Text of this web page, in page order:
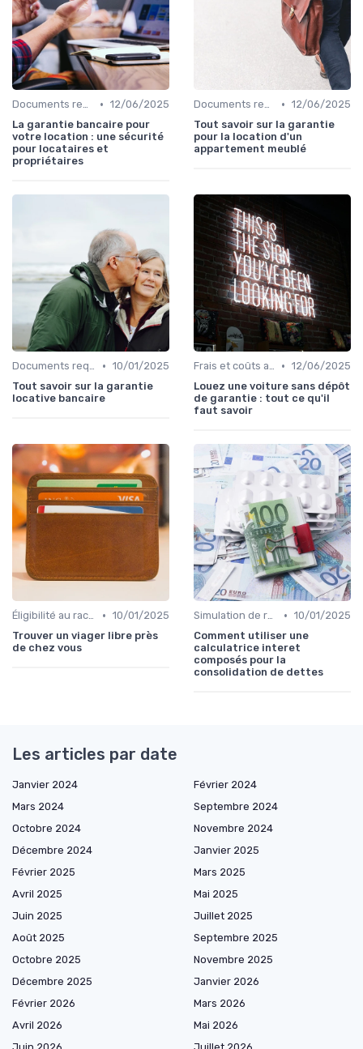
Documents requis et démarches • 12/06/2025
La garantie bancaire pour
votre location : une sécurité
pour locataires et
propriétaires
Documents requis et démarches • 12/06/2025
Tout savoir sur la garantie
pour la location d'un
appartement meublé
Documents requis et démarches • 10/01/2025
Tout savoir sur la garantie
locative bancaire
Frais et coûts associés • 12/06/2025
Louez une voiture sans dépôt
de garantie : tout ce qu'il
faut savoir
Éligibilité au rachat de crédit • 10/01/2025
Trouver un viager libre près
de chez vous
Simulation de rachat de crédit • 10/01/2025
Comment utiliser une
calculatrice interet
composés pour la
consolidation de dettes
Les articles par date
Janvier 2024
Février 2024
Mars 2024
Septembre 2024
Octobre 2024
Novembre 2024
Décembre 2024
Janvier 2025
Février 2025
Mars 2025
Avril 2025
Mai 2025
Juin 2025
Juillet 2025
Août 2025
Septembre 2025
Octobre 2025
Novembre 2025
Décembre 2025
Janvier 2026
Février 2026
Mars 2026
Avril 2026
Mai 2026